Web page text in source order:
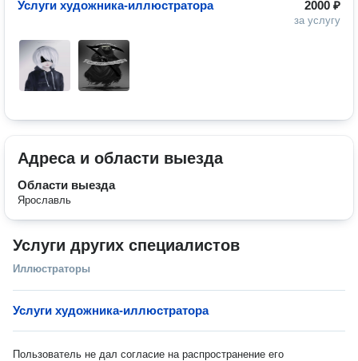
2000 ₽
за услугу
Услуги художника-иллюстратора
Адреса и области выезда
Области выезда
Ярославль
Услуги других специалистов
Иллюстраторы
Услуги художника-иллюстратора
Пользователь не дал согласие на распространение его